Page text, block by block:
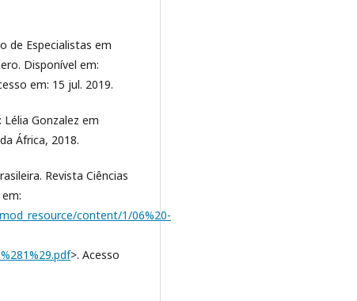
de Especialistas em
Disponível em:
em: 15 jul. 2019.
Lélia Gonzalez em
África, 2018.
Revista Ciências
content/1/06%20-
>. Acesso